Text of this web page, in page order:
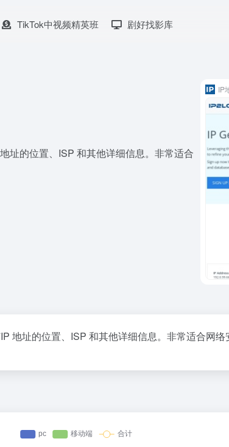
TikTok中视频精英班 剧好找影库
址的位置、ISP 和其他详细信息。非常适合
IP
地址的位置、ISP 和其他详细信息。非常适合网